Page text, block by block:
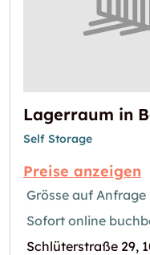
Lagerraum in
Self Storage
Preise anzeigen
Grösse auf Anfrage
Sofort online
Schlüterstraße 29,